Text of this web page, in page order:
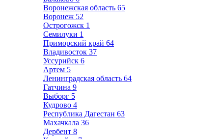
Воронежская область 65
Воронеж 52
Острогожск 1
Семилуки 1
Приморский край 64
Владивосток 37
Уссурийск 6
Артем 5
Ленинградская область 64
Гатчина 9
Выборг 5
Кудрово 4
Республика Дагестан 63
Махачкала 36
Дербент 8